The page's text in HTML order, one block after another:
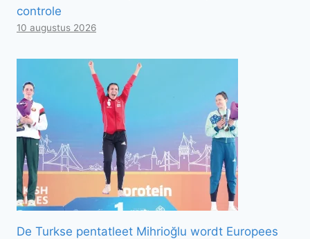
controle
10 augustus 2026
De Turkse pentatleet Mihrioğlu wordt Europees